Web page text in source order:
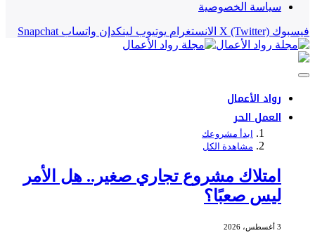
سياسة الخصوصية
فيسبوك X (Twitter) الانستغرام يوتيوب لينكدإن واتساب Snapchat
رواد الأعمال
العمل الحر
ابدأ مشروعك
مشاهدة الكل
امتلاك مشروع تجاري صغير.. هل الأمر
ليس صعبًا؟
3 أغسطس، 2026